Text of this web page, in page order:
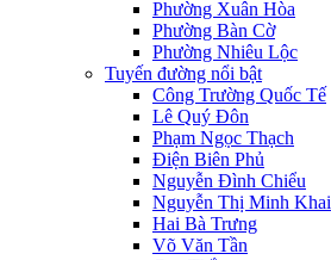
Phường Xuân Hòa
Phường Bàn Cờ
Phường Nhiêu Lộc
Tuyến đường nổi bật
Công Trường Quốc Tế
Lê Quý Đôn
Phạm Ngọc Thạch
Điện Biên Phủ
Nguyễn Đình Chiểu
Nguyễn Thị Minh Khai
Hai Bà Trưng
Võ Văn Tần